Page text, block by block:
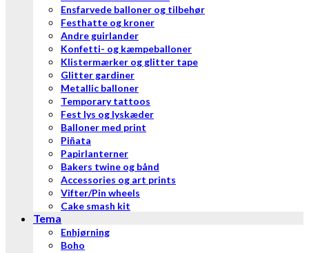
Ensfarvede balloner og tilbehør
Festhatte og kroner
Andre guirlander
Konfetti- og kæmpeballoner
Klistermærker og glitter tape
Glitter gardiner
Metallic balloner
Temporary tattoos
Fest lys og lyskæder
Balloner med print
Piñata
Papirlanterner
Bakers twine og bånd
Accessories og art prints
Vifter/Pin wheels
Cake smash kit
Tema
Enhjørning
Boho